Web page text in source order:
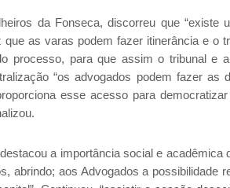
da Fonseca, discorreu que “existe
as varas podem fazer itinerância e o
processo, para que assim o tribunal e
“os advogados podem fazer as
esse acesso para
a importância social e acadêmica
abrindo; aos Advogados a possibilidade